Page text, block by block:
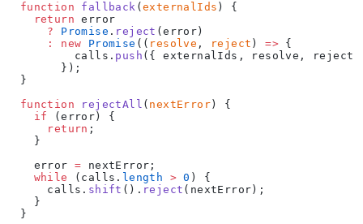
  function
fallback (externalIds ) {
    return
error
      ?
Promise . reject (error)
      :
new Promise (( resolve , reject ) => {
          calls.
push ({ externalIds, resolve, reject
        });
  }
  function
rejectAll ( nextError ) {
    if
(error) {
      return
;
    }
    error
= nextError;
    while
(calls. length > 0 ) {
      calls.
shift (). reject (nextError);
    }
  }